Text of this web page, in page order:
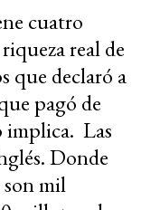
cuatro
real de
que declaró a
pagó de
implica. Las
Donde
mil